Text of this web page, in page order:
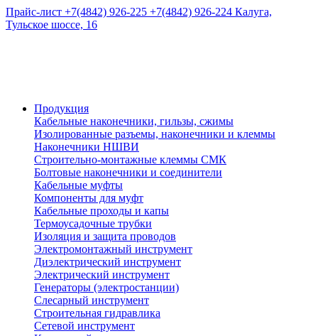
Прайс-лист +7(4842) 926-225 +7(4842) 926-224 Калуга,
Тульское шоссе, 16
Продукция
Кабельные наконечники, гильзы, сжимы
Изолированные разъемы, наконечники и клеммы
Наконечники НШВИ
Строительно-монтажные клеммы СМК
Болтовые наконечники и соединители
Кабельные муфты
Компоненты для муфт
Кабельные проходы и капы
Термоусадочные трубки
Изоляция и защита проводов
Электромонтажный инструмент
Диэлектрический инструмент
Электрический инструмент
Генераторы (электростанции)
Слесарный инструмент
Строительная гидравлика
Сетевой инструмент